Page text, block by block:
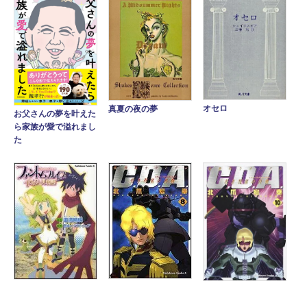
お父さんの夢を叶えた
ら家族が愛で溢れまし
た
真夏の夜の夢 オセロ